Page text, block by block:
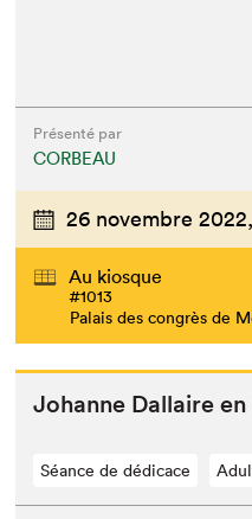
Présenté par
CORBEAU
26 novembre 2022,
Au kiosque
#1013
Palais des congrès de
Johanne Dal­laire
Séance de dédicace